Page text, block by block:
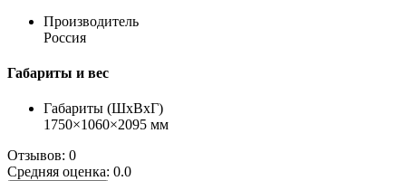
Производитель
Россия
Габариты и вес
Габариты (ШхВхГ)
1750×1060×2095 мм
Отзывов: 0
Средняя оценка: 0.0